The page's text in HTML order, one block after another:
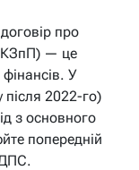
про
КЗпП) — це
У
2022-го)
з основного
попередній